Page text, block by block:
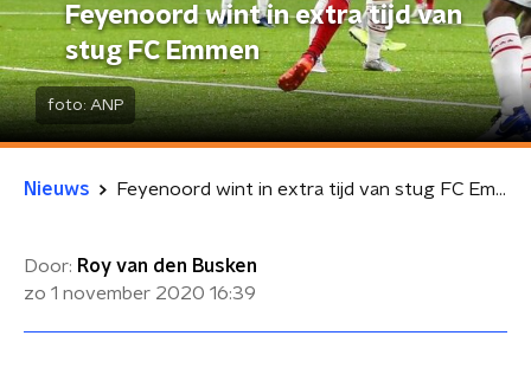
Feyenoord wint in extra tijd van
stug FC Emmen
foto: ANP
Nieuws Feyenoord wint in extra tijd van stug FC Emmen
Door: Roy van den Busken
zo 1 november 2020 16:39